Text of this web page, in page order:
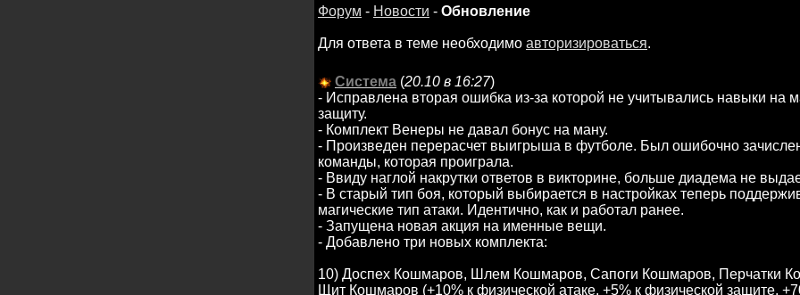
Форум - Новости - Обновление
Для ответа в теме необходимо авторизироваться.
Система (20.10 в 16:27)
- Исправлена вторая ошибка из-за которой не учитывались навыки на
защиту.
- Комплект Венеры не давал бонус на ману.
- Произведен перерасчет выигрыша в футболе. Был ошибочно
команды, которая проиграла.
- Ввиду наглой накрутки ответов в викторине, больше диадема не
- В старый тип боя, который выбирается в настройках теперь
магические тип атаки. Идентично, как и работал ранее.
- Запущена новая акция на именные вещи.
- Добавлено три новых комплекта:
10) Доспех Кошмаров, Шлем Кошмаров, Сапоги Кошмаров, Перчатки
Щит Кошмаров (+10% к физической атаке, +5% к физической защите,